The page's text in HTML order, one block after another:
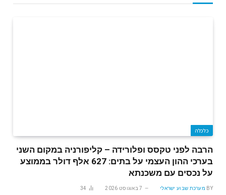
כלכלה
הרבה לפני טקסס ופלורידה – קליפורניה במקום השני
בערכי ההון העצמי על בתים: 627 אלף דולר בממוצע
על נכסים עם משכנתא
BY מערכת שבוע ישראלי 7 באוגוסט 2026 34